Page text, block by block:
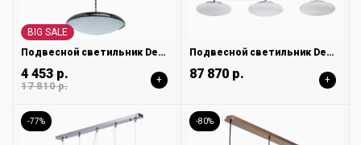
BIG SALE
Подвесной светильник DeMarkt Перегрина 703011201
4 453 р.
17 810 р. +
Подвесной светильник DeMarkt Ауксис 722010803
87 870 р. +
-77% -80%